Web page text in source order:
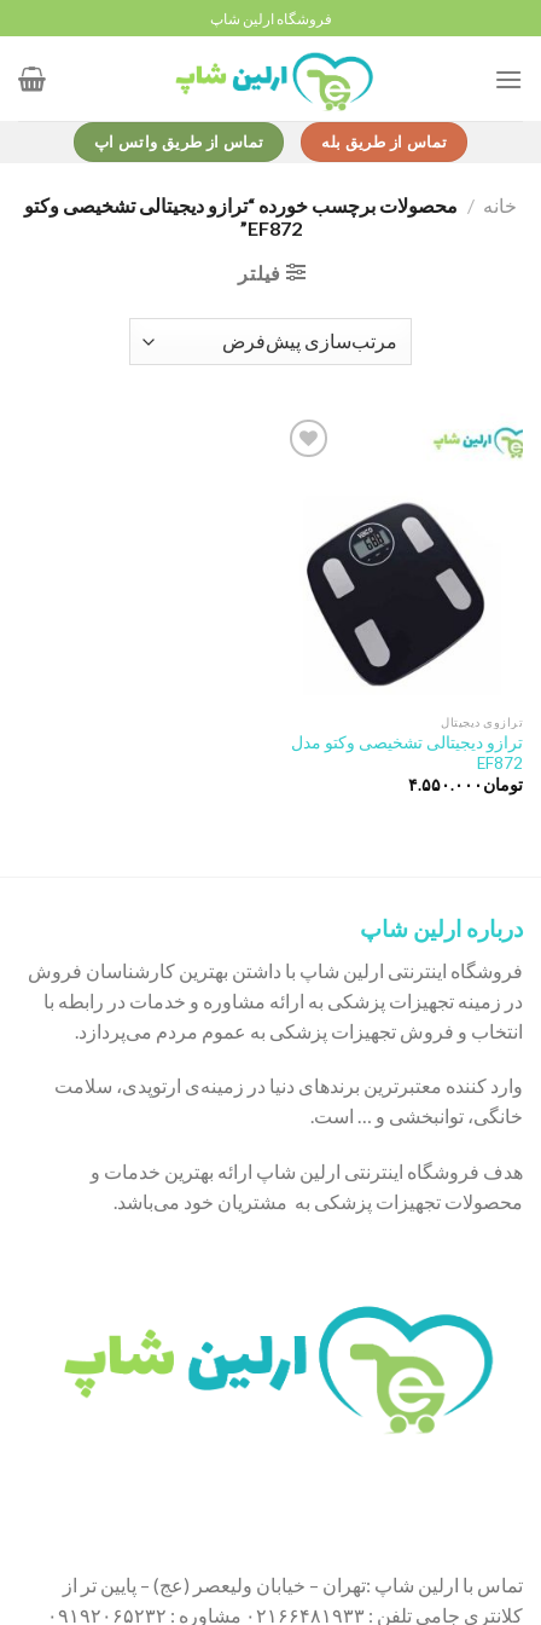
to
content
فروشگاه ارلین شاپ
تماس از طریق بله تماس از طریق واتس اپ
خانه / محصولات برچسب خورده “ترازو دیجیتالی تشخیصی وکتو
EF872”
فیلتر
ترازوی دیجیتال
ترازو دیجیتالی تشخیصی وکتو مدل
EF872
تومان ۴.۵۵۰.۰۰۰
درباره ارلین شاپ
فروشگاه اینترنتی ارلین شاپ با داشتن بهترین کارشناسان فروش
در زمینه تجهیزات پزشکی به ارائه مشاوره و خدمات در رابطه با
انتخاب و فروش تجهیزات پزشکی به عموم مردم می‌پردازد.
وارد کننده معتبرترین برندهای دنیا در زمینه‌ی ارتوپدی، سلامت
خانگی، توانبخشی و … است.
هدف فروشگاه اینترنتی ارلین شاپ ارائه بهترین خدمات و
محصولات تجهیزات پزشکی به مشتریان خود می‌باشد.
تماس با ارلین شاپ :تهران – خیابان ولیعصر (عج) – پایین تر از
کلانتری جامی تلفن : ۰۲۱۶۶۴۸۱۹۳۳ مشاوره : ۰۹۱۹۲۰۶۵۲۳۲